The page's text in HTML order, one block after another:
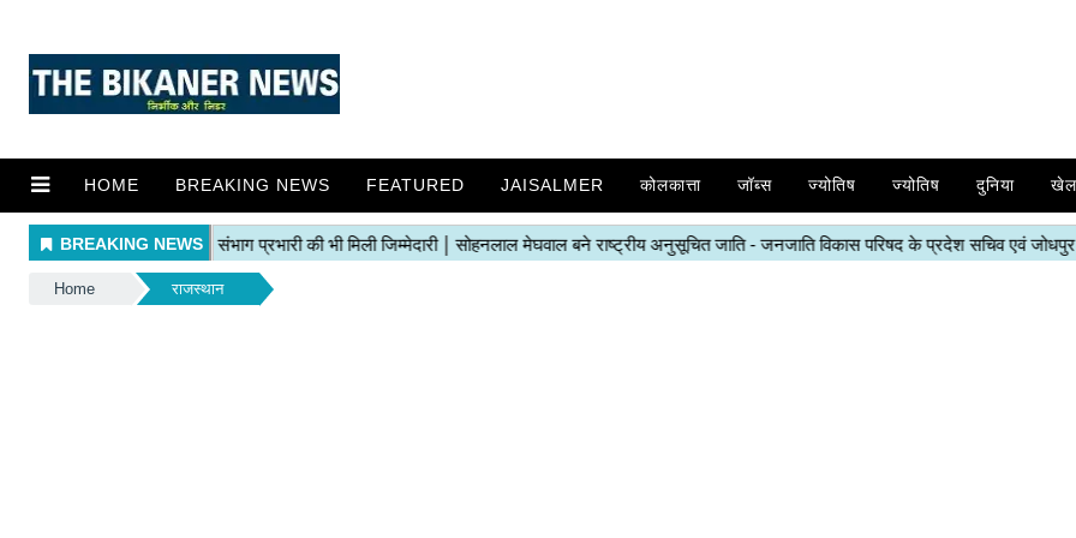
HOME BREAKING NEWS FEATURED JAISALMER कोलकात्ता जॉब्स ज्योतिष ज्योतिष दुनिया खेल
Home राजस्थान